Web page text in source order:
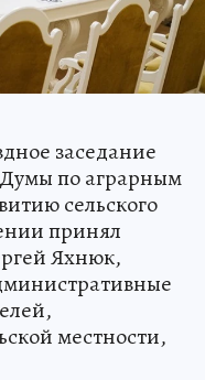
заседание
по аграрным
сельского
принял
Яхнюк,
местности,